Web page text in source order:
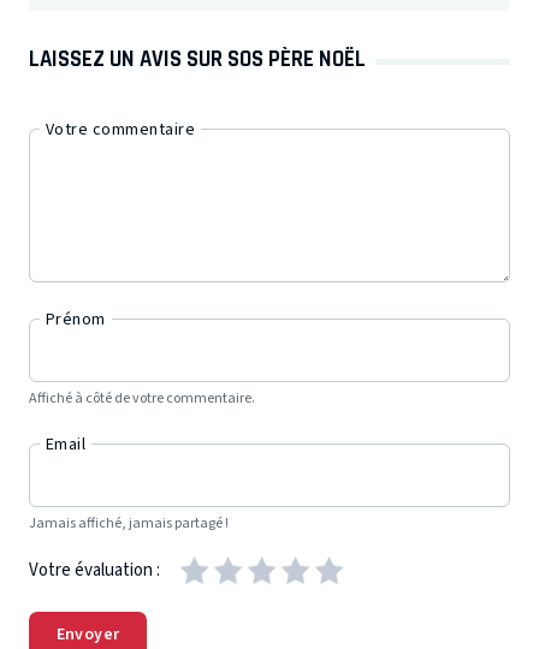
LAISSEZ UN AVIS SUR SOS PÈRE NOËL
Votre commentaire
Prénom
Affiché à côté de votre commentaire.
Email
Jamais affiché, jamais partagé !
Votre évaluation :
Envoyer